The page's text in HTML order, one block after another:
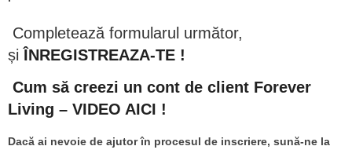
Completează formularul următor,
șiÎNREGISTREAZA-TE !
Cum să creezi un cont de client Forever
Living – VIDEO AICI !
Dacă ai nevoie de ajutor în procesul de inscriere, sună-ne la